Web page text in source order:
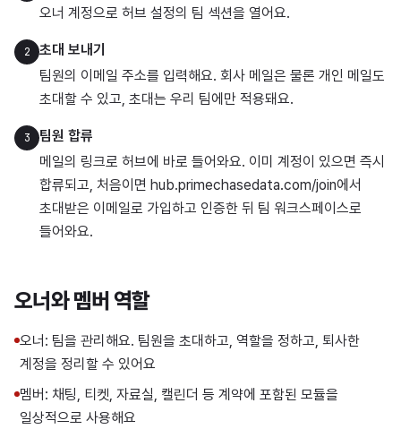
오너 계정으로 허브 설정의 팀 섹션을 열어요.
2
초대 보내기
팀원의 이메일 주소를 입력해요. 회사 메일은 물론 개인 메일도
초대할 수 있고, 초대는 우리 팀에만 적용돼요.
3
팀원 합류
메일의 링크로 허브에 바로 들어와요. 이미 계정이 있으면 즉시
합류되고, 처음이면 hub.primechasedata.com/join에서
초대받은 이메일로 가입하고 인증한 뒤 팀 워크스페이스로
들어와요.
오너와 멤버 역할
오너: 팀을 관리해요. 팀원을 초대하고, 역할을 정하고, 퇴사한
계정을 정리할 수 있어요
멤버: 채팅, 티켓, 자료실, 캘린더 등 계약에 포함된 모듈을
일상적으로 사용해요